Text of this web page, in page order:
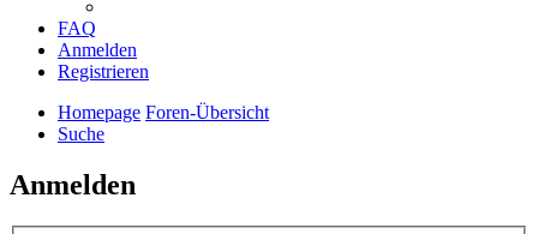
FAQ
Anmelden
Registrieren
Homepage Foren-Übersicht
Suche
Anmelden